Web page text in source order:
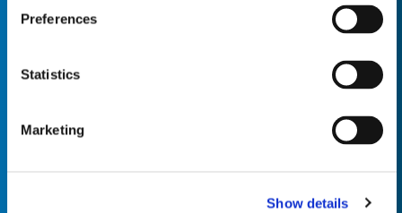
Preferences
Statistics
Marketing
Show details
und umfassendes Technologiepaket
Systemintegrationen, Business Development
Manager